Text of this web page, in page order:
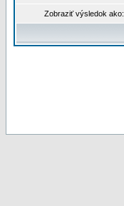
Zobraziť výsledok ako: